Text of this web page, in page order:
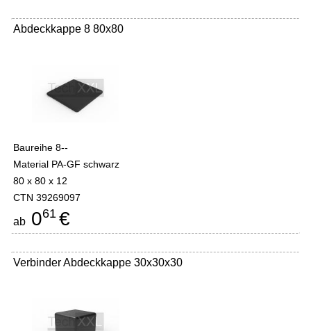
Abdeckkappe 8 80x80
Baureihe 8--
Material PA-GF schwarz
80 x 80 x 12
CTN 39269097
ab 061 €
Verbinder Abdeckkappe 30x30x30